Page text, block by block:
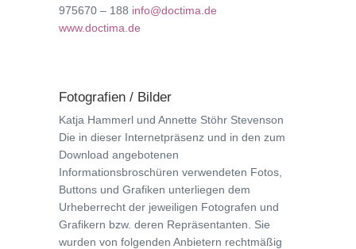
975670 – 188 info@doctima.de
www.doctima.de
Fotografien / Bilder
Katja Hammerl und Annette Stöhr Stevenson
Die in dieser Internetpräsenz und in den zum
Download angebotenen
Informationsbroschüren verwendeten Fotos,
Buttons und Grafiken unterliegen dem
Urheberrecht der jeweiligen Fotografen und
Grafikern bzw. deren Repräsentanten. Sie
wurden von folgenden Anbietern rechtmäßig